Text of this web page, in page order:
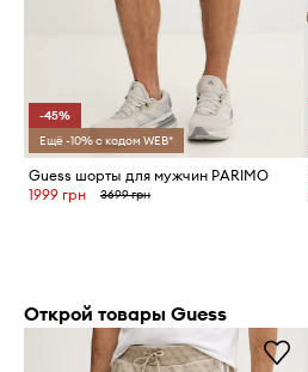
-45%
Ещё -10% с кодом WEB*
Guess шорты для мужчин PARIMO
1999 грн
3699 грн
Открой товары Guess